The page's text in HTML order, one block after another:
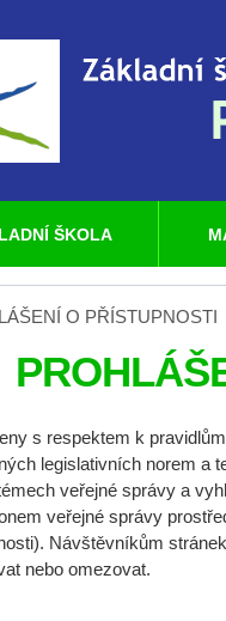
O PŘÍSTUPNOSTI
s respektem k
legislativních norem a
veřejné správy a
veřejné správy
Návštěvníkům
nebo omezovat.
ŠKOLA